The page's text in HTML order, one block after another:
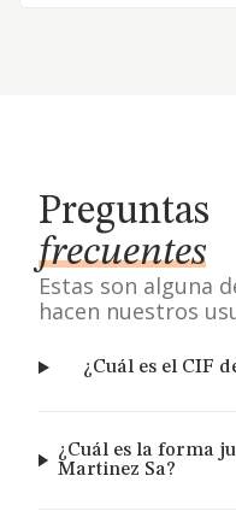
Preguntas
frecuentes
Estas son alguna
hacen nuestros
¿Cuál es el CIF
¿Cuál es la forma
Martinez Sa?